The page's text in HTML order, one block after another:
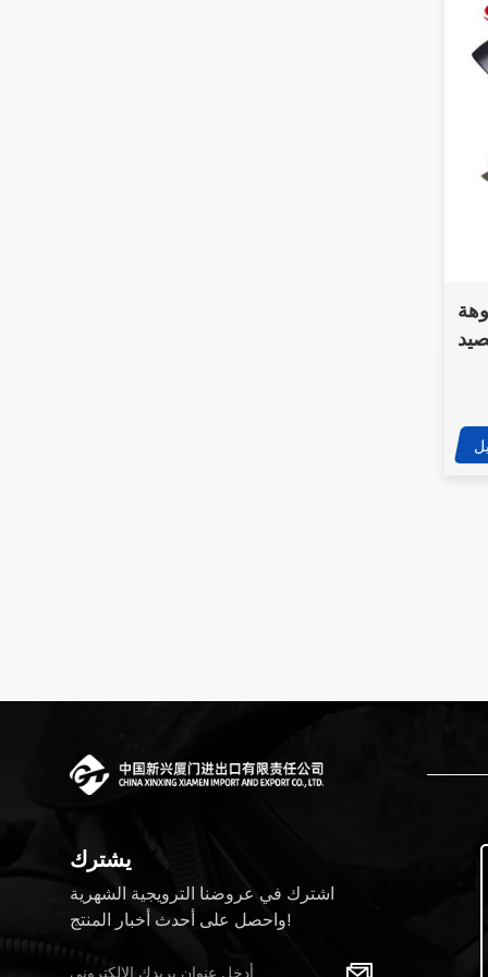
يشترك
اشترك في عروضنا الترويجية الشهرية
واحصل على أحدث أخبار المنتج!